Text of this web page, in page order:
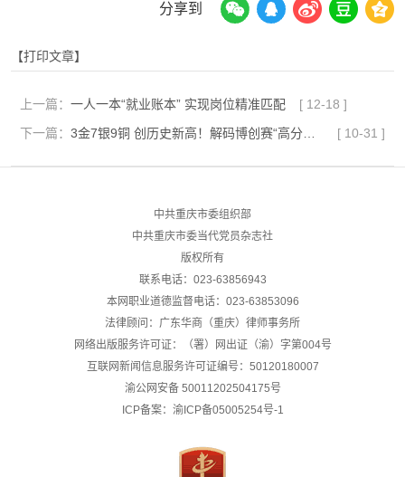
分享到
【打印文章】
上一篇： 一人一本“就业账本” 实现岗位精准匹配 [ 12-18 ]
下一篇：
[ 10-31 ]
中共重庆市委组织部
中共重庆市委当代党员杂志社
版权所有
联系电话：023-63856943
本网职业道德监督电话：023-63853096
法律顾问：广东华商（重庆）律师事务所
网络出版服务许可证：（署）网出证（渝）字第004号
互联网新闻信息服务许可证编号：50120180007
渝公网安备 50011202504175号
ICP备案：渝ICP备05005254号-1